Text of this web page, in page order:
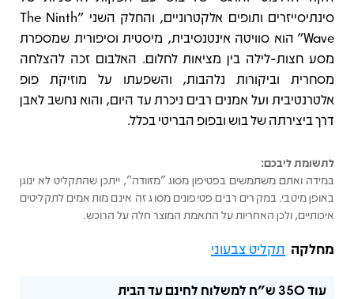
סינתיסייזרים ותופים אלקטרוניים, והחלק השני "The Ninth
Wave" הוא סוויטה אינטנסיבית, מיסטית וסיפורית שמספרת
מסע חצות-לילה בין מציאות לחלום. האלבום זכה להצלחה
מסחרית וביקורות נלהבות, והשפעתו על מוזיקת פופ
אלטרנטיבית ועל אמנים רבים ניכרת עד היום, והוא נחשב לאבן
דרך ביצירתה של בוש ובפופ הבריטי בכלל.
לתשומת ליבכם:
במידה ואתם משתמשים בפטיפון מסוג "מזוודה", ייתכן שהתקליט לא ינוגן
באופן מיטבי. במקרים רבים פטיפונים מסוג זה אינם מותאמים לתקליטים
איכותיים, ולכן האחריות על התאמת המוצר חלה על הרוכש.
מחלקה תקליט צבעוני
עוד350 ש"ח למשלוח לחינם עד הבית